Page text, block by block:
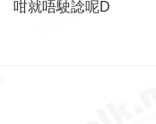
咁就唔駛諗呢D